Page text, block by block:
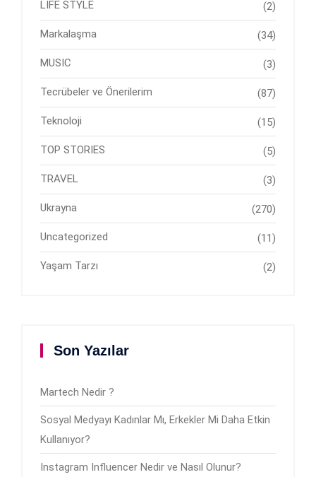
LIFE STYLE (2)
Markalaşma (34)
MUSIC (3)
Tecrübeler ve Önerilerim (87)
Teknoloji (15)
TOP STORIES (5)
TRAVEL (3)
Ukrayna (270)
Uncategorized (11)
Yaşam Tarzı (2)
Son Yazılar
Martech Nedir ?
Sosyal Medyayı Kadınlar Mı, Erkekler Mi Daha Etkin
Kullanıyor?
Instagram Influencer Nedir ve Nasıl Olunur?